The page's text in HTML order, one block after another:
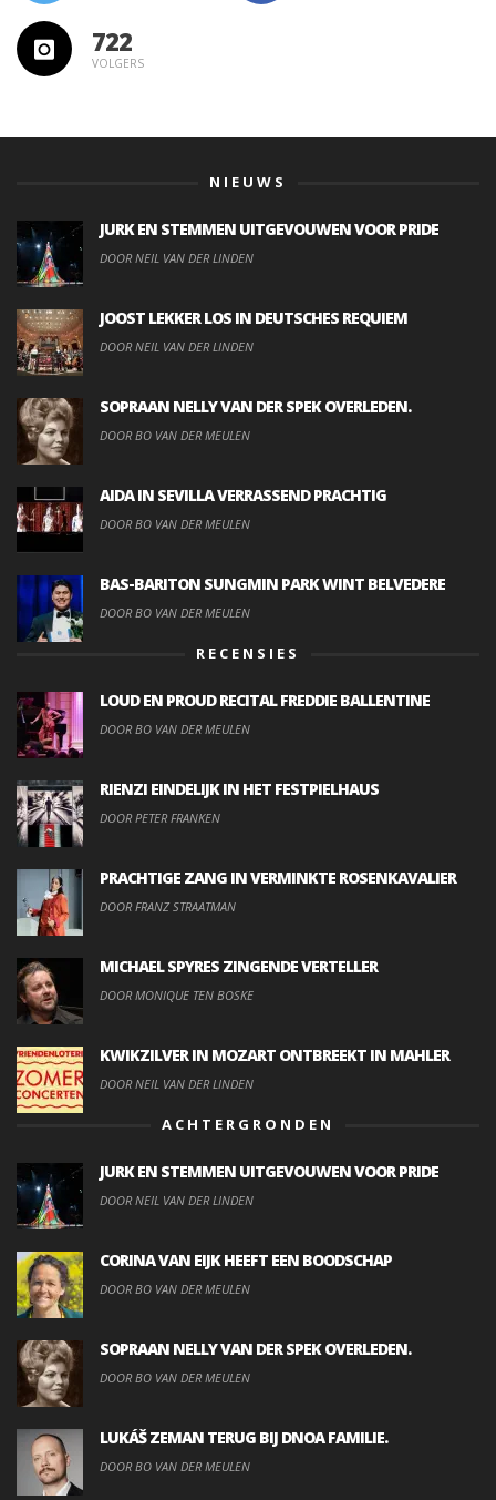
722
VOLGERS
NIEUWS
JURK EN STEMMEN UITGEVOUWEN VOOR PRIDE
DOOR NEIL VAN DER LINDEN
JOOST LEKKER LOS IN DEUTSCHES REQUIEM
DOOR NEIL VAN DER LINDEN
SOPRAAN NELLY VAN DER SPEK OVERLEDEN.
DOOR BO VAN DER MEULEN
AIDA IN SEVILLA VERRASSEND PRACHTIG
DOOR BO VAN DER MEULEN
BAS-BARITON SUNGMIN PARK WINT BELVEDERE
DOOR BO VAN DER MEULEN
RECENSIES
LOUD EN PROUD RECITAL FREDDIE BALLENTINE
DOOR BO VAN DER MEULEN
RIENZI EINDELIJK IN HET FESTPIELHAUS
DOOR PETER FRANKEN
PRACHTIGE ZANG IN VERMINKTE ROSENKAVALIER
DOOR FRANZ STRAATMAN
MICHAEL SPYRES ZINGENDE VERTELLER
DOOR MONIQUE TEN BOSKE
KWIKZILVER IN MOZART ONTBREEKT IN MAHLER
DOOR NEIL VAN DER LINDEN
ACHTERGRONDEN
JURK EN STEMMEN UITGEVOUWEN VOOR PRIDE
DOOR NEIL VAN DER LINDEN
CORINA VAN EIJK HEEFT EEN BOODSCHAP
DOOR BO VAN DER MEULEN
SOPRAAN NELLY VAN DER SPEK OVERLEDEN.
DOOR BO VAN DER MEULEN
LUKÁŠ ZEMAN TERUG BIJ DNOA FAMILIE.
DOOR BO VAN DER MEULEN